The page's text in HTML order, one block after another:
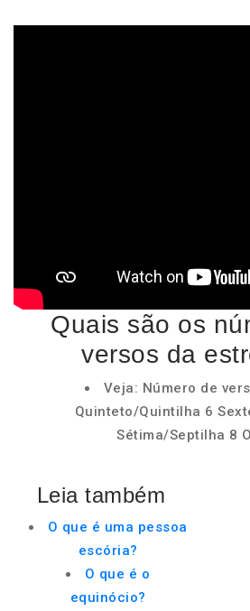
Quais são os
versos da
Veja: Número de
Quinteto/Quintilha 6
Sétima/Septilha 8
Leia também
O que é uma pessoa
escória?
O que é o
equinócio?